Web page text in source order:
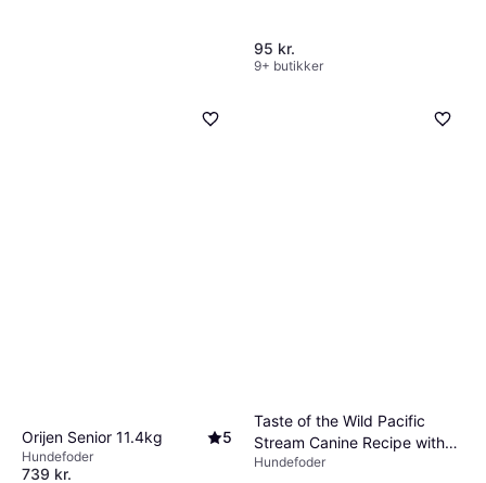
Zoolac Propaste 60ml
Hunde tilbehør
199 kr.
95 kr.
9+ butikker
Orijen Senior 11.4kg 5
Hundefoder
739 kr.
Taste of the Wild Pacific
Stream Canine Recipe with
Smoked Salmon 12.2kg
Hundefoder